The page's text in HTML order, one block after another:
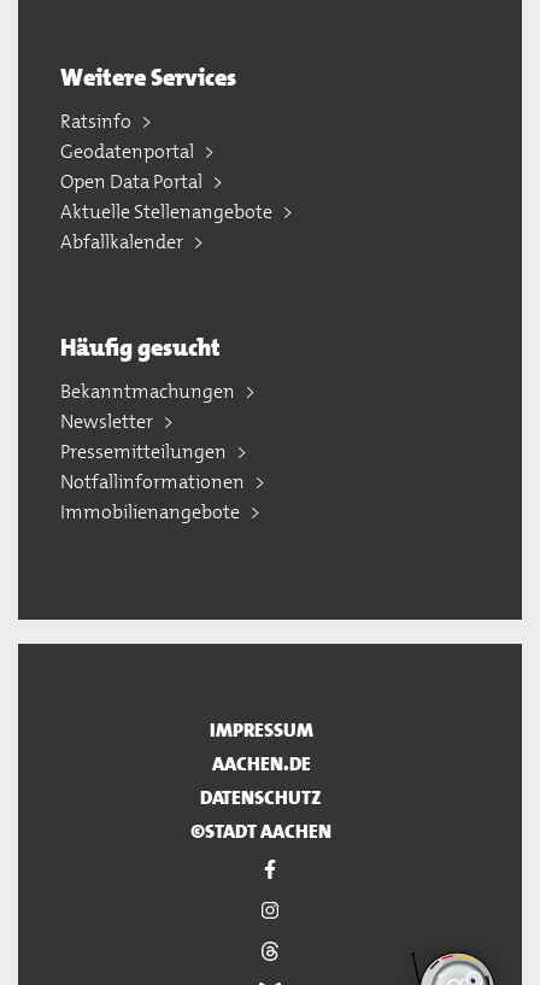
Weitere Services
Ratsinfo
Geodatenportal
Open Data Portal
Aktuelle Stellenangebote
Abfallkalender
Häufig gesucht
Bekanntmachungen
Newsletter
Pressemitteilungen
Notfallinformationen
Immobilienangebote
IMPRESSUM
AACHEN.DE
DATENSCHUTZ
©STADT AACHEN